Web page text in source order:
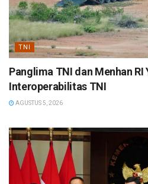
TNI
Panglima TNI dan Menhan RI
Interoperabilitas TNI
AGUSTUS 5, 2026